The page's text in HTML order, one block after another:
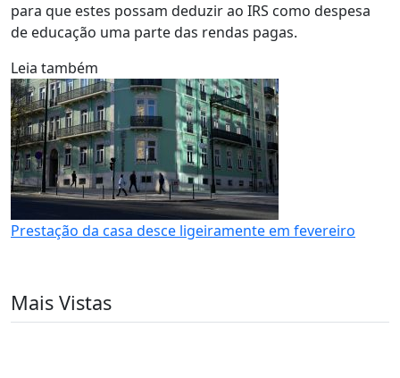
para que estes possam deduzir ao IRS como despesa
de educação uma parte das rendas pagas.
Leia também
Prestação da casa desce ligeiramente em fevereiro
Mais Vistas